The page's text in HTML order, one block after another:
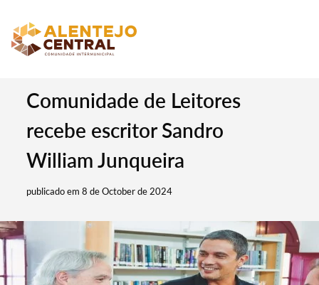
Comunidade de Leitores
recebe escritor Sandro
William Junqueira
publicado em 8 de October de 2024